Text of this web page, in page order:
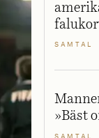
SAMTAL
»Bäst
SAMTAL